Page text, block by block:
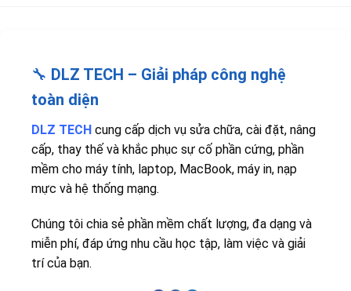
🔧 DLZ TECH – Giải pháp công nghệ
toàn diện
DLZ TECH cung cấp dịch vụ sửa chữa, cài đặt, nâng
cấp, thay thế và khắc phục sự cố phần cứng, phần
mềm cho máy tính, laptop, MacBook, máy in, nạp
mực và hệ thống mạng.
Chúng tôi chia sẻ phần mềm chất lượng, đa dạng và
miễn phí, đáp ứng nhu cầu học tập, làm việc và giải
trí của bạn.